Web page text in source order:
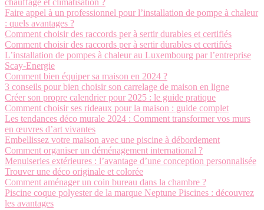
chauffage et climatisation ?
Faire appel à un professionnel pour l’installation de pompe à chaleur
: quels avantages ?
Comment choisir des raccords per à sertir durables et certifiés
Comment choisir des raccords per à sertir durables et certifiés
L’installation de pompes à chaleur au Luxembourg par l’entreprise
Scay-Energie
Comment bien équiper sa maison en 2024 ?
3 conseils pour bien choisir son carrelage de maison en ligne
Créer son propre calendrier pour 2025 : le guide pratique
Comment choisir ses rideaux pour la maison : guide complet
Les tendances déco murale 2024 : Comment transformer vos murs
en œuvres d’art vivantes
Embellissez votre maison avec une piscine à débordement
Comment organiser un déménagement international ?
Menuiseries extérieures : l’avantage d’une conception personnalisée
Trouver une déco originale et colorée
Comment aménager un coin bureau dans la chambre ?
Piscine coque polyester de la marque Neptune Piscines : découvrez
les avantages